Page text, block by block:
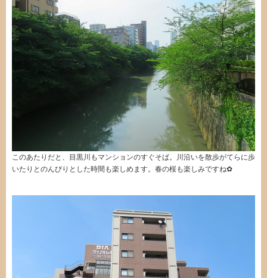
このあたりだと、目黒川もマンションのすぐそば。川沿いを散歩がてらに歩
いたりとのんびりとした時間も楽しめます。春の桜も楽しみですね✿